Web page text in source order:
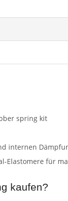
spring kit
internen
Elastomere für
kaufen?